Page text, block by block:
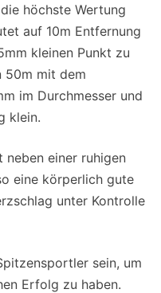
höchste Wertung
auf 10m Entfernung
kleinen Punkt zu
50m mit dem
im Durchmesser und
klein.
einer ruhigen
eine körperlich gute
unter Kontrolle
sein, um
Erfolg zu haben.